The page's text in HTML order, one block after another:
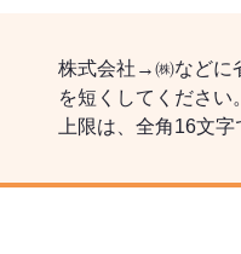
株式会社→㈱などに
を短くしてくださ
上限は、全角16文字